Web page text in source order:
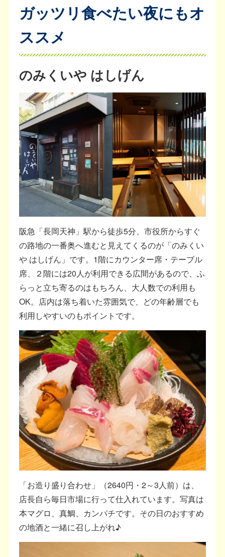
ガッツリ食べたい夜にもオ
ススメ
のみくいや はしげん
阪急「長岡天神」駅から徒歩5分、市役所からすぐ
の路地の一番奥へ進むと見えてくるのが「のみくい
や はしげん」です。1階にカウンター席・テーブル
席、２階には20人が利用できる広間があるので、ふ
らっと立ち寄るのはもちろん、大人数での利用も
OK。店内は落ち着いた雰囲気で、どの年齢層でも
利用しやすいのもポイントです。
「お造り盛り合わせ」（2640円・2～3人前）は、
店長自ら毎日市場に行って仕入れています。写真は
本マグロ、真鯛、カンパチです。その日のおすすめ
の地酒と一緒に召し上がれ♪